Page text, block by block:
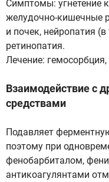
Симптомы: угнетение
желудочно-кишечные
и почек, нейропатия
ретинопатия.
Лечение:
Взаимодействие с
средствами
Подавляет
поэтому при
фенобарбиталом,
антикоагулянтами